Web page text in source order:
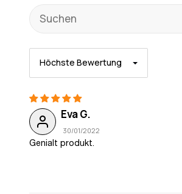
Sort by
Eva G.
30/01/2022
Genialt produkt.